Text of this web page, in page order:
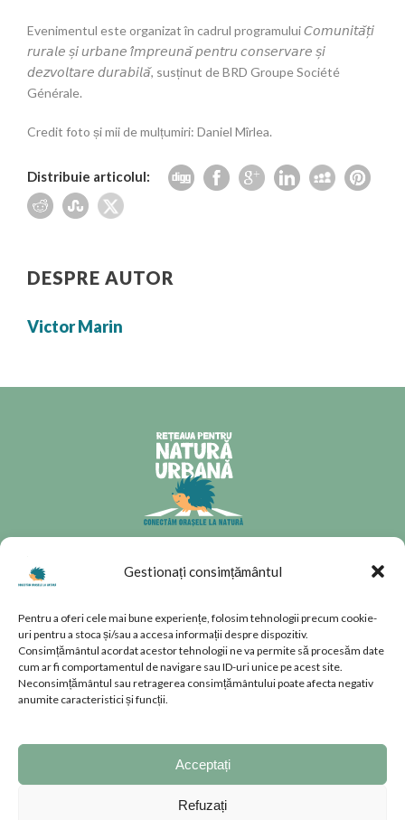
Gestionați consimțământul
Pentru a oferi cele mai bune experiențe, folosim tehnologii precum cookie-
uri pentru a stoca și/sau a accesa informații despre dispozitiv.
Consimțământul acordat acestor tehnologii ne va permite să procesăm date
cum ar fi comportamentul de navigare sau ID-uri unice pe acest site.
Neconsimțământul sau retragerea consimțământului poate afecta negativ
anumite caracteristici și funcții.
Acceptați
Refuzați
Evenimentul este organizat în cadrul programului 𝘊𝘰𝘮𝘶𝘯𝘪𝘵𝘢̆𝘵̦𝘪
𝘳𝘶𝘳𝘢𝘭𝘦 𝘴̦𝘪 𝘶𝘳𝘣𝘢𝘯𝘦 𝘪̂𝘮𝘱𝘳𝘦𝘶𝘯𝘢̆ 𝘱𝘦𝘯𝘵𝘳𝘶 𝘤𝘰𝘯𝘴𝘦𝘳𝘷𝘢𝘳𝘦 𝘴̦𝘪
𝘥𝘦𝘻𝘷𝘰𝘭𝘵𝘢𝘳𝘦 𝘥𝘶𝘳𝘢𝘣𝘪𝘭𝘢̆, susținut de BRD Groupe Société
Générale.
Credit foto și mii de mulțumiri: Daniel Mîrlea.
Distribuie articolul:
DESPRE AUTOR
Victor Marin
CONTACT
4, București, România
natura.urbana@rnu.ro
PAGINI UTILE
TERMENI ȘI CONDIȚII
POLITICĂ DE COOKIES